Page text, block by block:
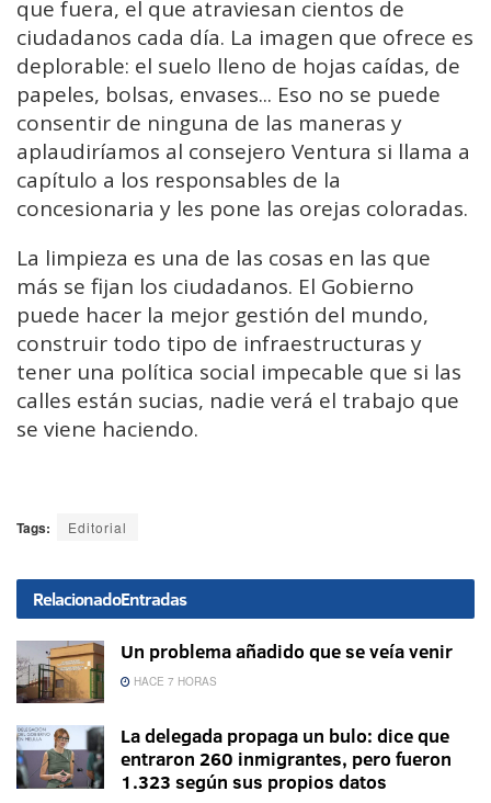
que fuera, el que atraviesan cientos de
ciudadanos cada día. La imagen que ofrece es
deplorable: el suelo lleno de hojas caídas, de
papeles, bolsas, envases... Eso no se puede
consentir de ninguna de las maneras y
aplaudiríamos al consejero Ventura si llama a
capítulo a los responsables de la
concesionaria y les pone las orejas coloradas.
La limpieza es una de las cosas en las que
más se fijan los ciudadanos. El Gobierno
puede hacer la mejor gestión del mundo,
construir todo tipo de infraestructuras y
tener una política social impecable que si las
calles están sucias, nadie verá el trabajo que
se viene haciendo.
Tags: Editorial
RelacionadoEntradas
Un problema añadido que se veía venir
HACE 7 HORAS
La delegada propaga un bulo: dice que
entraron 260 inmigrantes, pero fueron
1.323 según sus propios datos